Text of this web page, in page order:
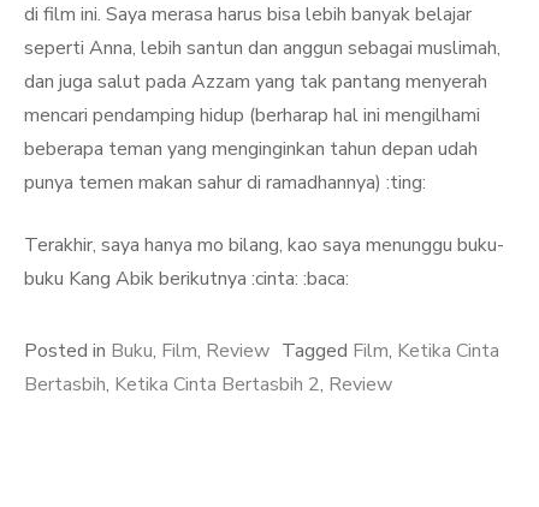
di film ini. Saya merasa harus bisa lebih banyak belajar
seperti Anna, lebih santun dan anggun sebagai muslimah,
dan juga salut pada Azzam yang tak pantang menyerah
mencari pendamping hidup (berharap hal ini mengilhami
beberapa teman yang menginginkan tahun depan udah
punya temen makan sahur di ramadhannya) :ting:
Terakhir, saya hanya mo bilang, kao saya menunggu buku-
buku Kang Abik berikutnya :cinta: :baca:
Posted in Buku, Film, Review Tagged Film, Ketika Cinta
Bertasbih, Ketika Cinta Bertasbih 2, Review